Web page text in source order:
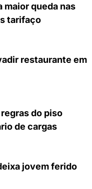
maior queda nas
tarifaço
restaurante em
do piso
de cargas
jovem ferido